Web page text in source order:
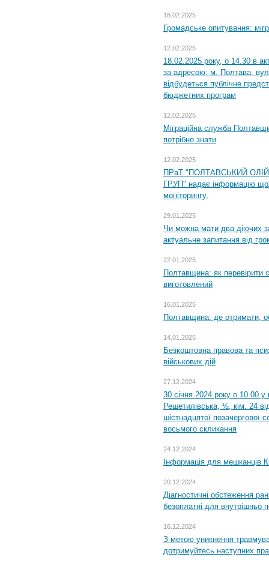
18.02.2025
Громадське опитування:
12.02.2025
18.02.2025 року, о 14.30 в
за адресою: м. Полтава,
відбудеться публічне
бюджетних програм
12.02.2025
Міграційна служба
потрібно знати
12.02.2025
ПРаТ "ПОЛТАВСЬКИЙ
ГРУП" надає інформацію
моніторингу.
29.01.2025
Чи можна мати два діючих
актуальне запитання від
22.01.2025
Полтавщина: як перевірити
виготовлений
16.01.2025
Полтавщина: де отримати,
14.01.2025
Безкоштовна правова та
військових дій
27.12.2024
30 січня 2024 року о 10.00 у
Решетилівська, ½, кім. 24
шістнадцятої позачергової
восьмого скликання
24.12.2024
Інформація для мешканців
20.12.2024
Діагностичні обстеження
безоплатні для внутрішньо
16.12.2024
З метою уникнення
дотримуйтесь наступних